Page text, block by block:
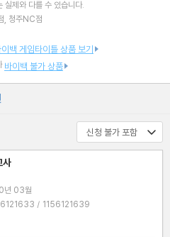
실제와 다를 수 있습니다.
, 청주NC점
이백 게임타이틀 상품 보기
바이백 불가 상품
사
년 03월
ISBN : 9791156121633 / 1156121639